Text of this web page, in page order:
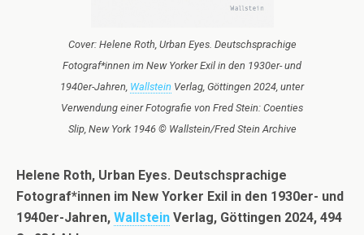
Cover: Helene Roth, Urban Eyes. Deutschsprachige
Fotograf*innen im New Yorker Exil in den 1930er- und
1940er-Jahren, Wallstein Verlag, Göttingen 2024, unter
Verwendung einer Fotografie von Fred Stein: Coenties
Slip, New York 1946 © Wallstein/Fred Stein Archive
Helene Roth, Urban Eyes. Deutschsprachige
Fotograf*innen im New Yorker Exil in den 1930er- und
1940er-Jahren, Wallstein Verlag, Göttingen 2024, 494